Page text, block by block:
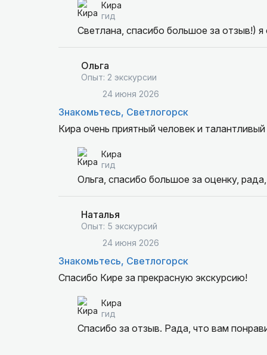
Кира
гид
Светлана, спасибо большое за отзыв!)
Ольга
Опыт: 2 экскурсии
24 июня 2026
Знакомьтесь, Светлогорск
Кира очень приятный человек и
Кира
гид
Ольга, спасибо большое за оценку,
Наталья
Опыт: 5 экскурсий
24 июня 2026
Знакомьтесь, Светлогорск
Спасибо Кире за прекрасную экскурсию!
Кира
гид
Спасибо за отзыв. Рада, что вам